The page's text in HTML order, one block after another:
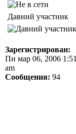
Давний участник
Зарегистрирован:
Пн мар 06, 2006 1:51
am
Сообщения: 94